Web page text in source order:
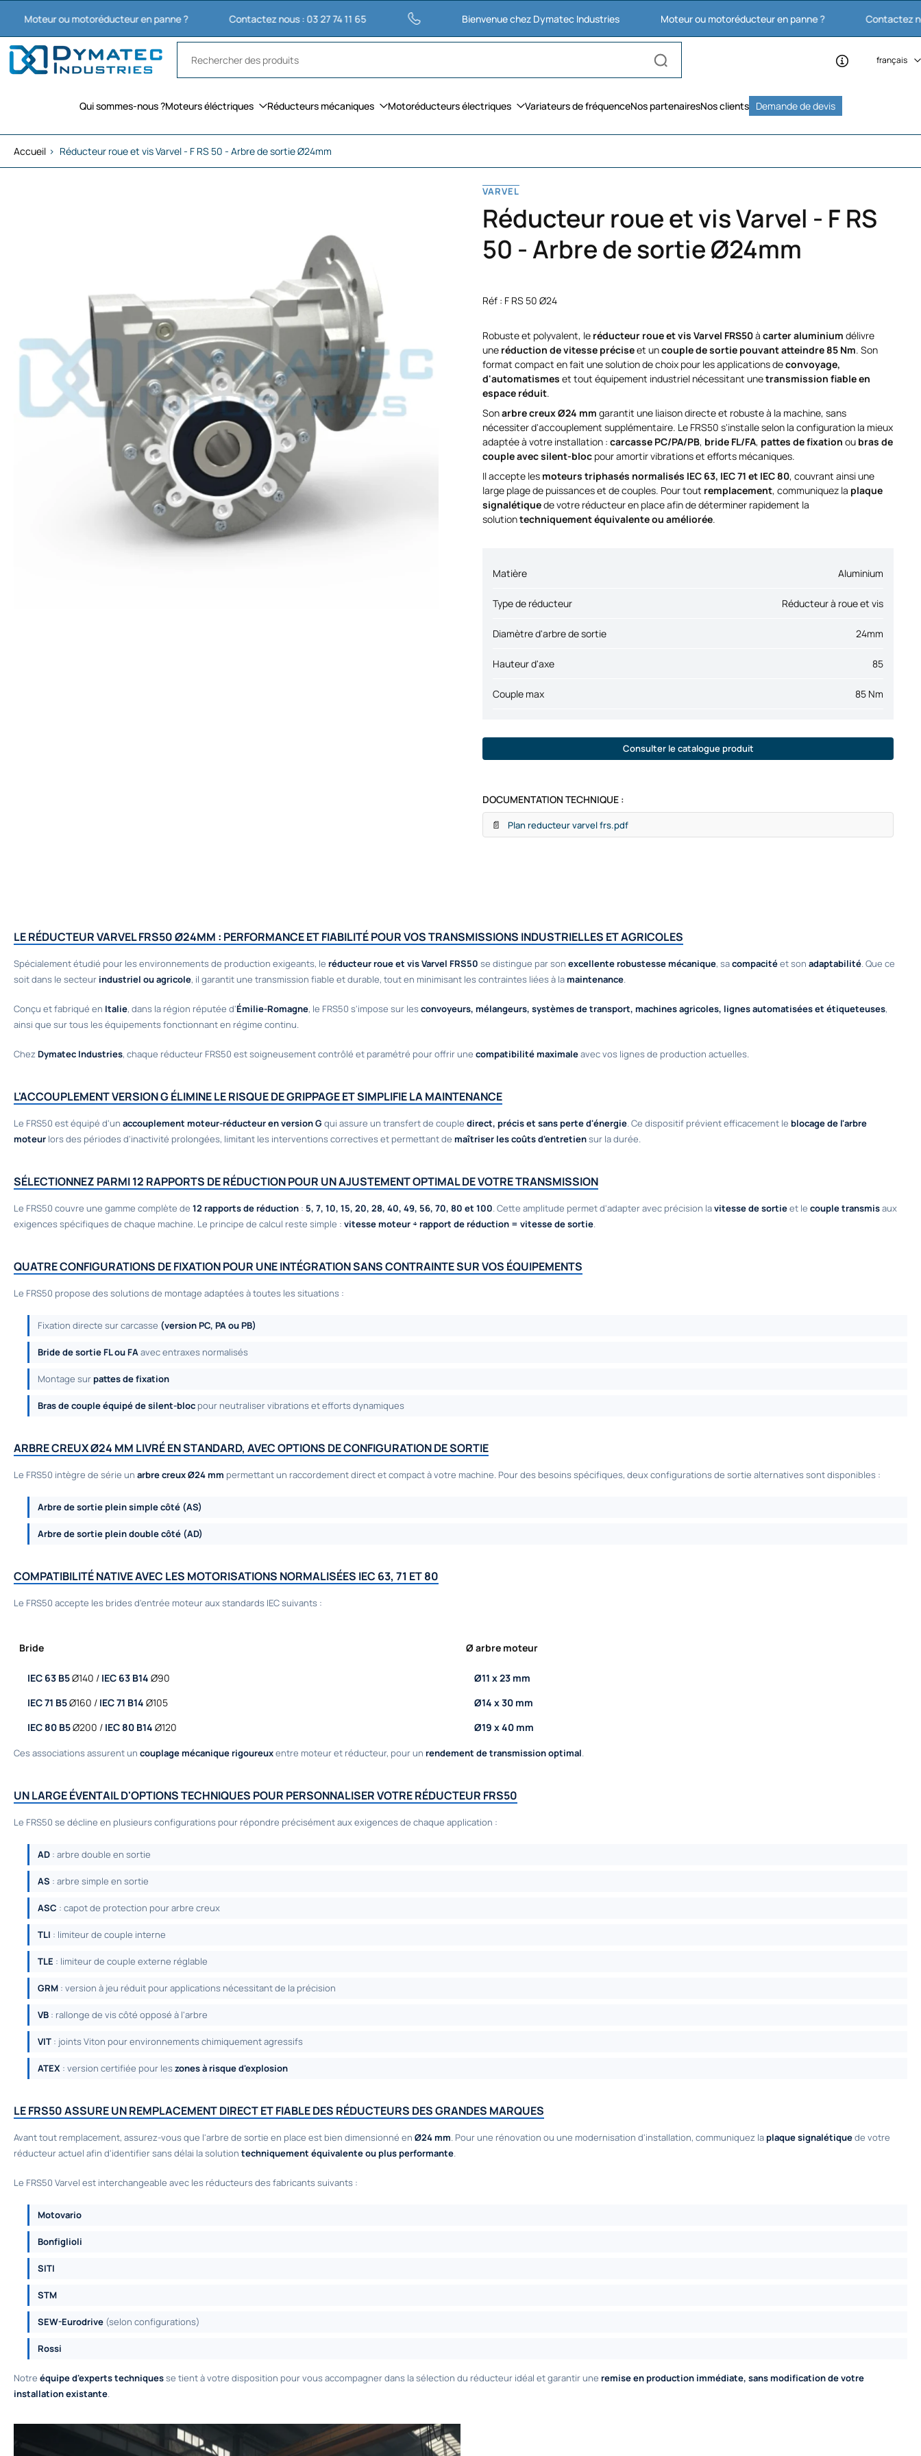
Aller
contenu
ou motoréducteur en panne ? Contactez nous : 03 27 74 11 65 Bienvenue chez Dymatec Industries Moteur ou motoréducteur en panne ? Contactez nous : 03
français
Qui sommes-nous ?Moteurs éléctriques Réducteurs mécaniques Motoréducteurs électriques Variateurs de fréquenceNos partenairesNos clients Demande de devis
Accueil › Réducteur roue et vis Varvel - F RS 50 - Arbre de sortie Ø24mm
VARVEL
Réducteur roue et vis Varvel - F RS
50 - Arbre de sortie Ø24mm
Réf : F RS 50 Ø24
Robuste et polyvalent, le réducteur roue et vis Varvel FRS50à carter aluminium délivre
une réduction de vitesse préciseet uncouple de sortie pouvant atteindre 85 Nm. Son
format compact en fait une solution de choix pour les applications deconvoyage,
d'automatismes et tout équipement industriel nécessitant unetransmission fiable en
espace réduit.
Sonarbre creux Ø24 mm garantit une liaison directe et robuste à la machine, sans
nécessiter d'accouplement supplémentaire. Le FRS50 s'installe selon la configuration la mieux
adaptée à votre installation : carcasse PC/PA/PB, bride FL/FA, pattes de fixation ou bras de
couple avec silent-bloc pour amortir vibrations et efforts mécaniques.
Il accepte les moteurs triphasés normalisés IEC 63, IEC 71 et IEC 80, couvrant ainsi une
large plage de puissances et de couples. Pour tout remplacement, communiquez la plaque
signalétiquede votre réducteur en place afin de déterminer rapidement la
solutiontechniquement équivalente ou améliorée.
Matière Aluminium
Type de réducteur Réducteur à roue et vis
Diamètre d'arbre de sortie 24mm
Hauteur d'axe 85
Couple max 85 Nm
Consulter le catalogue produit
DOCUMENTATION TECHNIQUE :
📄
Plan reducteur varvel frs.pdf
LE RÉDUCTEUR VARVEL FRS50 Ø24MM : PERFORMANCE ET FIABILITÉ POUR VOS TRANSMISSIONS INDUSTRIELLES ET AGRICOLES
Spécialement étudié pour les environnements de production exigeants, le réducteur roue et vis Varvel FRS50 se distingue par son excellente robustesse mécanique, sacompacitéet son adaptabilité. Que ce
soit dans le secteur industriel ou agricole, il garantit une transmission fiable et durable, tout en minimisant les contraintes liées à lamaintenance.
Conçu et fabriqué en Italie, dans la région réputée d'Émilie-Romagne, le FRS50 s'impose sur lesconvoyeurs, mélangeurs, systèmes de transport, machines agricoles, lignes automatisées et étiqueteuses,
ainsi que sur tous les équipements fonctionnant en régime continu.
ChezDymatec Industries, chaque réducteur FRS50 est soigneusement contrôlé et paramétré pour offrir une compatibilité maximaleavec vos lignes de production actuelles.
L'ACCOUPLEMENT VERSION G ÉLIMINE LE RISQUE DE GRIPPAGE ET SIMPLIFIE LA MAINTENANCE
Le FRS50 est équipé d'un accouplement moteur-réducteur en version G qui assure un transfert de couple direct, précis et sans perte d'énergie. Ce dispositif prévient efficacement le blocage de l'arbre
moteur lors des périodes d'inactivité prolongées, limitant les interventions correctives et permettant de maîtriser les coûts d'entretiensur la durée.
SÉLECTIONNEZ PARMI 12 RAPPORTS DE RÉDUCTION POUR UN AJUSTEMENT OPTIMAL DE VOTRE TRANSMISSION
Le FRS50 couvre une gamme complète de 12 rapports de réduction : 5, 7, 10, 15, 20, 28, 40, 49, 56, 70, 80 et 100. Cette amplitude permet d'adapter avec précision lavitesse de sortieet le couple transmisaux
exigences spécifiques de chaque machine. Le principe de calcul reste simple : vitesse moteur ÷ rapport de réduction = vitesse de sortie.
QUATRE CONFIGURATIONS DE FIXATION POUR UNE INTÉGRATION SANS CONTRAINTE SUR VOS ÉQUIPEMENTS
Le FRS50 propose des solutions de montage adaptées à toutes les situations :
Fixation directe sur carcasse (version PC, PA ou PB)
Bride de sortie FL ou FAavec entraxes normalisés
Montage surpattes de fixation
Bras de couple équipé de silent-bloc pour neutraliser vibrations et efforts dynamiques
ARBRE CREUX Ø24 MM LIVRÉ EN STANDARD, AVEC OPTIONS DE CONFIGURATION DE SORTIE
Le FRS50 intègre de série un arbre creux Ø24 mm permettant un raccordement direct et compact à votre machine. Pour des besoins spécifiques, deux configurations de sortie alternatives sont disponibles :
Arbre de sortie plein simple côté (AS)
Arbre de sortie plein double côté (AD)
COMPATIBILITÉ NATIVE AVEC LES MOTORISATIONS NORMALISÉES IEC 63, 71 ET 80
Le FRS50 accepte les brides d'entrée moteur aux standards IEC suivants :
Bride Ø arbre moteur
IEC 63 B5Ø140 / IEC 63 B14 Ø90
Ø11 x 23 mm
IEC 71 B5Ø160 / IEC 71 B14 Ø105
Ø14 x 30 mm
IEC 80 B5Ø200 / IEC 80 B14 Ø120 Ø19 x 40 mm
Ces associations assurent un couplage mécanique rigoureuxentre moteur et réducteur, pour un rendement de transmission optimal.
UN LARGE ÉVENTAIL D'OPTIONS TECHNIQUES POUR PERSONNALISER VOTRE RÉDUCTEUR FRS50
Le FRS50 se décline en plusieurs configurations pour répondre précisément aux exigences de chaque application :
AD : arbre double en sortie
AS : arbre simple en sortie
ASC : capot de protection pour arbre creux
TLI : limiteur de couple interne
TLE : limiteur de couple externe réglable
GRM : version à jeu réduit pour applications nécessitant de la précision
VB : rallonge de vis côté opposé à l'arbre
VIT : joints Viton pour environnements chimiquement agressifs
ATEX : version certifiée pour leszones à risque d'explosion
LE FRS50 ASSURE UN REMPLACEMENT DIRECT ET FIABLE DES RÉDUCTEURS DES GRANDES MARQUES
Avant tout remplacement, assurez-vous que l'arbre de sortie en place est bien dimensionné en Ø24 mm. Pour une rénovation ou une modernisation d'installation, communiquez laplaque signalétiquede votre
réducteur actuel afin d'identifier sans délai la solution techniquement équivalente ou plus performante.
Le FRS50 Varvel est interchangeable avec les réducteurs des fabricants suivants :
Motovario
Bonfiglioli
SITI
STM
SEW-Eurodrive (selon configurations)
Rossi
Notre équipe d'experts techniquesse tient à votre disposition pour vous accompagner dans la sélection du réducteur idéal et garantir une remise en production immédiate, sans modification de votre
installation existante.